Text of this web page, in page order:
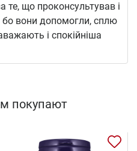
що проконсультував і
бо вони допомогли, сплю
і спокійніша
покупают